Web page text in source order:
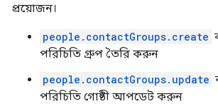
প্রয়োজন।
people.contactGroups.create
পরিচিতি গ্রুপ তৈরি করুন
people.contactGroups.update
পরিচিতি গোষ্ঠী আপডেট করুন